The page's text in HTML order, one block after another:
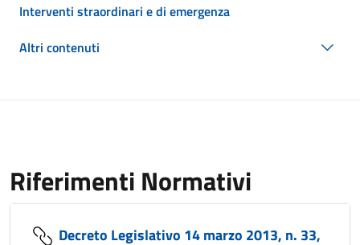
Interventi straordinari e di emergenza
Altri contenuti
Riferimenti Normativi
Decreto Legislativo 14 marzo 2013, n. 33,